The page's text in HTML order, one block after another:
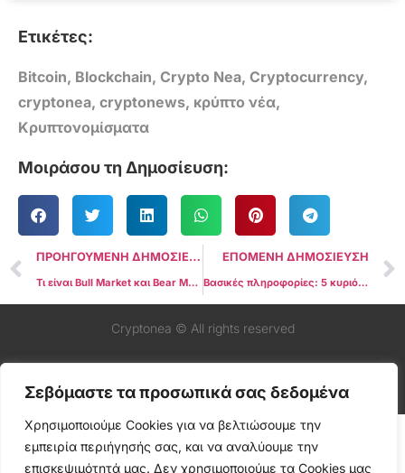
Σεβόμαστε τα προσωπικά σας δεδομένα
Χρησιμοποιούμε Cookies για να βελτιώσουμε την
εμπειρία περιήγησής σας, και να αναλύουμε την
επισκεψιμότητά μας. Δεν χρησιμοποιούμε τα Cookies μας
Ετικέτες:
Bitcoin, Blockchain, Crypto Nea, Cryptocurrency,
cryptonea, cryptonews, κρύπτο νέα,
Κρυπτονομίσματα
Μοιράσου τη Δημοσίευση:
ΠΡΟΗΓΟΥΜΕΝΗ ΔΗΜΟΣΙΕΥΣΗ
Τι είναι Bull Market και Bear Market
ΕΠΟΜΕΝΗ ΔΗΜΟΣΙΕΥΣΗ
Βασικές πληροφορίες: 5 κυριότερα σημεία στον κόσμο του Bitcoin αυτήν την εβδομάδα
Cryptonea © All rights reserved